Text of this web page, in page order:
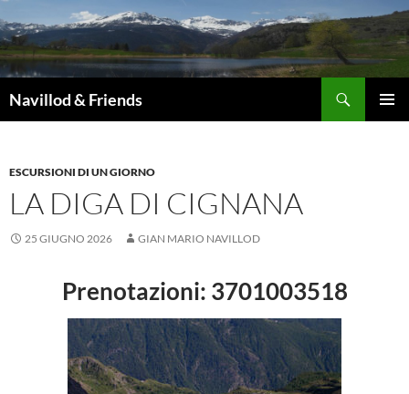
al
contenuto
Navillod & Friends
ESCURSIONI DI UN GIORNO
LA DIGA DI CIGNANA
25 GIUGNO 2026 GIAN MARIO NAVILLOD
Prenotazioni: 3701003518